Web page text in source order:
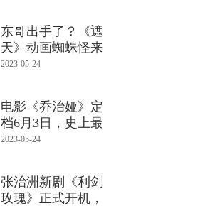
东哥出手了？《遮
天》动画蜘蛛怪来
头太大，或为
2023-05-24
电影《乔治娅》定
档6月3日，史上最
年轻女主角
2023-05-24
张治洲新剧《利剑
玫瑰》正式开机，